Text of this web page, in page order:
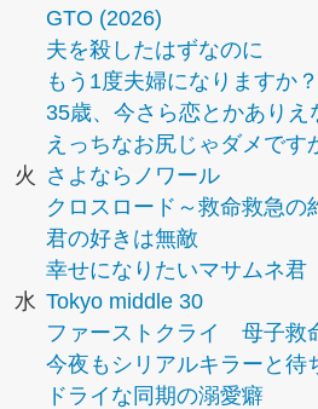
GTO (2026)
夫を殺したはずなのに
もう1度夫婦になりますか
35歳、今さら恋とかありえ
えっちなお尻じゃダメです
火
さよならノワール
クロスロード～救命救急の
君の好きは無敵
幸せになりたいマサムネ君
水 Tokyo middle 30
ファーストクライ 母子救
今夜もシリアルキラーと待
ドライな同期の溺愛癖